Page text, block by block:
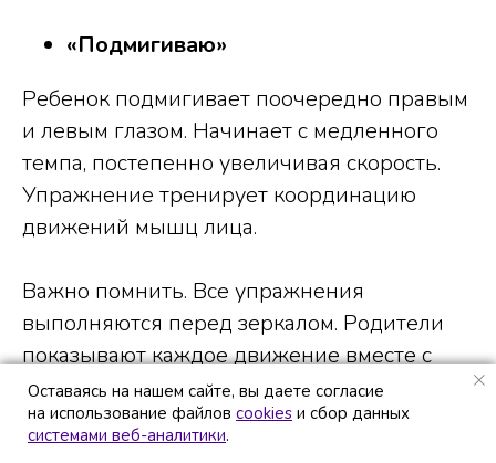
Оставаясь на нашем сайте, вы даете согласие
на использование файлов cookies и сбор данных
системами веб-аналитики.
Оставаясь на нашем сайте, вы даете согласие
на использование файлов cookies и сбор данных
системами веб-аналитики.
«Подмигиваю»
Ребенок подмигивает поочередно правым
и левым глазом. Начинает с медленного
темпа, постепенно увеличивая скорость.
Упражнение тренирует координацию
движений мышц лица.
Важно помнить. Все упражнения
выполняются перед зеркалом. Родители
показывают каждое движение вместе с
ребенком. Между упражнениями делают
паузы для отдыха 15–20 секунд.